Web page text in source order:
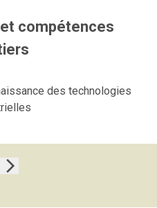
compétences
des technologies